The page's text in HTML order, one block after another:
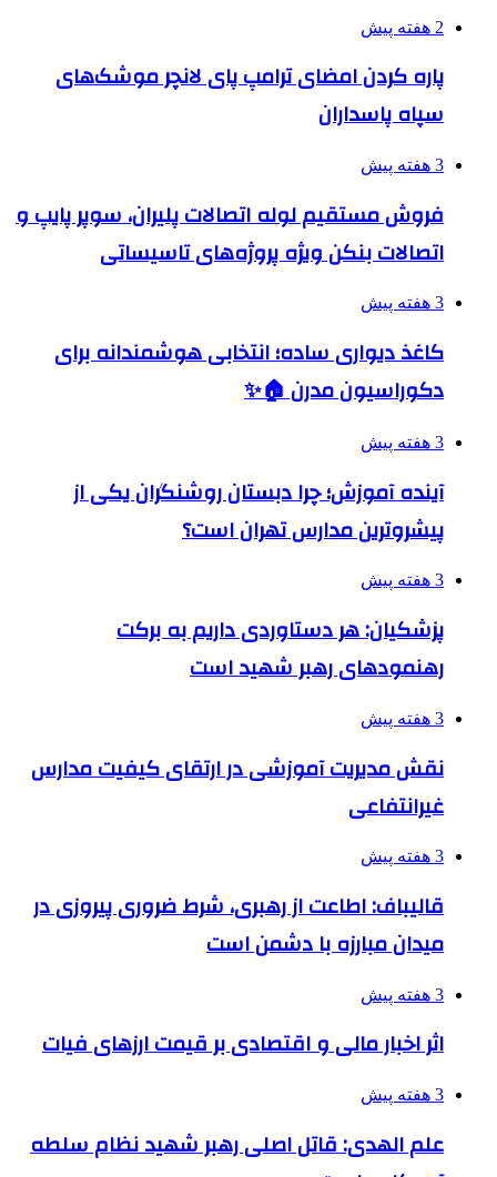
2 هفته پیش
پاره کردن امضای ترامپ پای لانچر موشک‌های
سپاه پاسداران
3 هفته پیش
فروش مستقیم لوله اتصالات پلیران، سوپر پایپ و
اتصالات بنکن ویژه پروژه‌های تاسیساتی
3 هفته پیش
کاغذ دیواری ساده؛ انتخابی هوشمندانه برای
دکوراسیون مدرن 🏠✨
3 هفته پیش
آینده آموزش؛ چرا دبستان روشنگران یکی از
پیشروترین مدارس تهران است؟
3 هفته پیش
پزشکیان: هر دستاوردی داریم به برکت
رهنمودهای رهبر شهید است
3 هفته پیش
نقش مدیریت آموزشی در ارتقای کیفیت مدارس
غیرانتفاعی
3 هفته پیش
قالیباف: اطاعت از رهبری، شرط ضروری پیروزی در
میدان مبارزه با دشمن است
3 هفته پیش
اثر اخبار مالی و اقتصادی بر قیمت ارزهای فیات
3 هفته پیش
علم الهدی: قاتل اصلی رهبر شهید نظام سلطه